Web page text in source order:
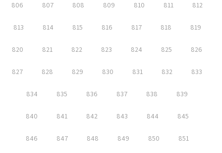
806 807 808 809 810 811 812
813 814 815 816 817 818 819
820 821 822 823 824 825 826
827 828 829 830 831 832 833
834 835 836 837 838 839
840 841 842 843 844 845
846 847 848 849 850 851